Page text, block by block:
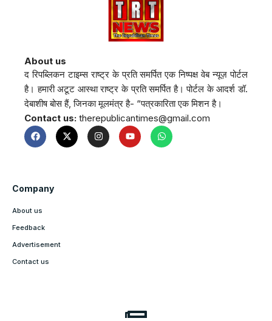
About us
द रिपब्लिकन टाइम्स राष्ट्र के प्रति समर्पित एक निष्पक्ष वेब न्यूज़ पोर्टल
है। हमारी अटूट आस्था राष्ट्र के प्रति समर्पित है। पोर्टल के आदर्श डॉ.
देबाशीष बोस हैं, जिनका मूलमंत्र है- “पत्रकारिता एक मिशन है।
Contact us: therepublicantimes@gmail.com
Company
About us
Feedback
Advertisement
Contact us